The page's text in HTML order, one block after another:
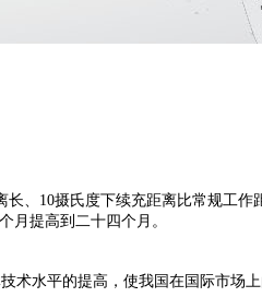
、10摄氏度下续充距离比常规工
月提高到二十四个月。
水平的提高，使我国在国际市场上